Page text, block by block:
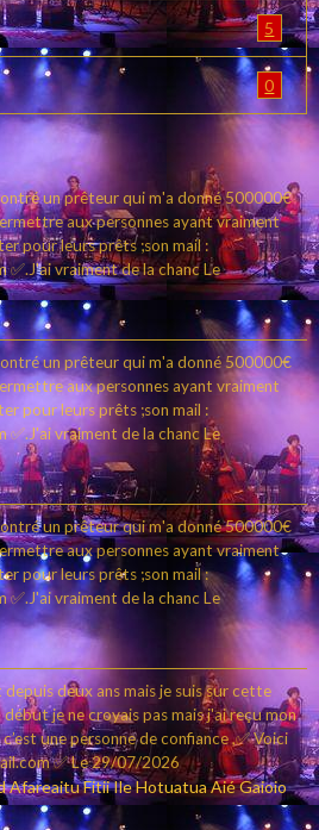
5
0
un prêteur qui m'a donné 500000€
aux personnes ayant vraiment
pour leurs prêts ;son mail :
✅.J'ai vraiment de la chancLe
un prêteur qui m'a donné 500000€
aux personnes ayant vraiment
pour leurs prêts ;son mail :
✅.J'ai vraiment de la chanc Le
un prêteur qui m'a donné 500000€
aux personnes ayant vraiment
pour leurs prêts ;son mail :
✅.J'ai vraiment de la chancLe
deux ans mais je suis sur cette
je ne croyais pas mais j'ai reçu mon
une personne de confiance ,✅ Voici
✅Le 29/07/2026
Afareaitu Fitii Ile Hotuatua Aié Gaioio